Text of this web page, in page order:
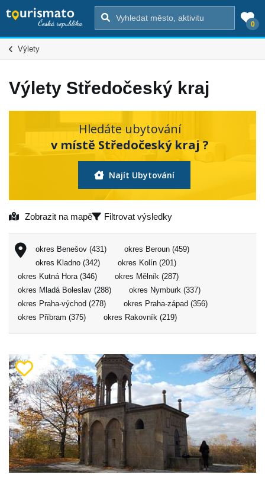
0
Výlety
Výlety Středočeský kraj
Hledáte ubytování
v místě Středočeský kraj ?
Najít Ubytování
Zobrazit na mapě Filtrovat výsledky
okres Benešov (431)
okres Beroun (459)
okres Kladno (342)
okres Kolín (201)
okres Kutná Hora (346)
okres Mělník (287)
okres Mladá Boleslav (288)
okres Nymburk (337)
okres Praha-východ (278)
okres Praha-západ (356)
okres Příbram (375)
okres Rakovník (219)